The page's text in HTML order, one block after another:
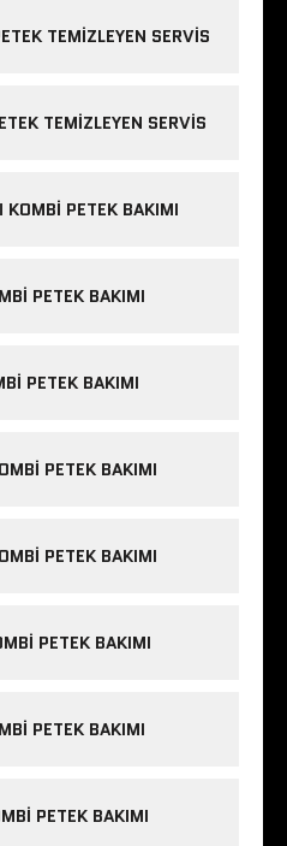
TEMIZLEYEN SERVIS
TEMIZLEYEN SERVIS
KOMBI PETEK BAKIMI
PETEK BAKIMI
PETEK BAKIMI
PETEK BAKIMI
PETEK BAKIMI
PETEK BAKIMI
PETEK BAKIMI
PETEK BAKIMI